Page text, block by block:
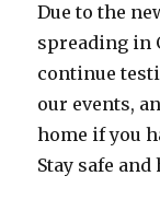
Due to the
spreading in
continue
our events,
home if you
Stay safe and